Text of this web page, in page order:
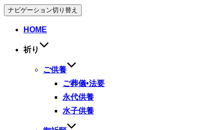
ナビゲーション切り替え
HOME
祈り
ご供養
ご葬儀•法要
永代供養
水子供養